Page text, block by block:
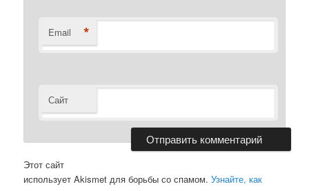
Email *
Сайт
Этот сайт
использует Akismet для борьбы со спамом.Узнайте, как